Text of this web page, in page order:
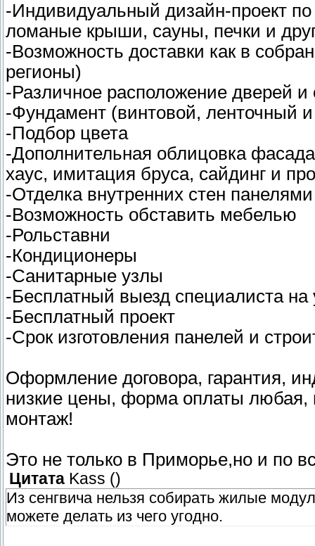
-Индивидуальный дизайн-проект
ломаные крыши, сауны, печки и
-Возможность доставки как в
регионы)
-Различное расположение дверей и
-Фундамент (винтовой, ленточный
-Подбор цвета
-Дополнительная облицовка
хаус, имитация бруса, сайдинг и
-Отделка внутренних стен
-Возможность обставить мебелью
-Рольставни
-Кондиционеры
-Санитарные узлы
-Бесплатный выезд специалиста на
-Бесплатный проект
-Срок изготовления панелей и
Оформление договора, гарантия,
низкие цены, форма оплаты любая,
монтаж!
Это не только в Приморье,но и по
Цитата Kass ()
Из сенгвича нельзя собирать жилые
можете делать из чего угодно.